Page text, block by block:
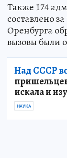
Также 174
составлено
Оренбурга
вызовы были
Над СССР
искала и
НАУКА